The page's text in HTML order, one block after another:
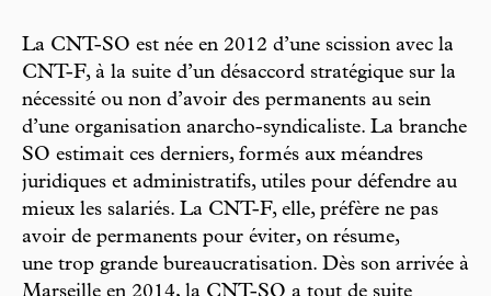
La CNT-SO est née en 2012 d’une scission avec la
CNT-F, à la suite d’un désaccord stratégique sur la
nécessité ou non d’avoir des permanents au sein
d’une organisation anarcho-syndicaliste. La branche
SO estimait ces derniers, formés aux méandres
juridiques et administratifs, utiles pour défendre au
mieux les salariés. La CNT-F, elle, préfère ne pas
avoir de permanents pour éviter, on résume,
une trop grande bureaucratisation. Dès son arrivée à